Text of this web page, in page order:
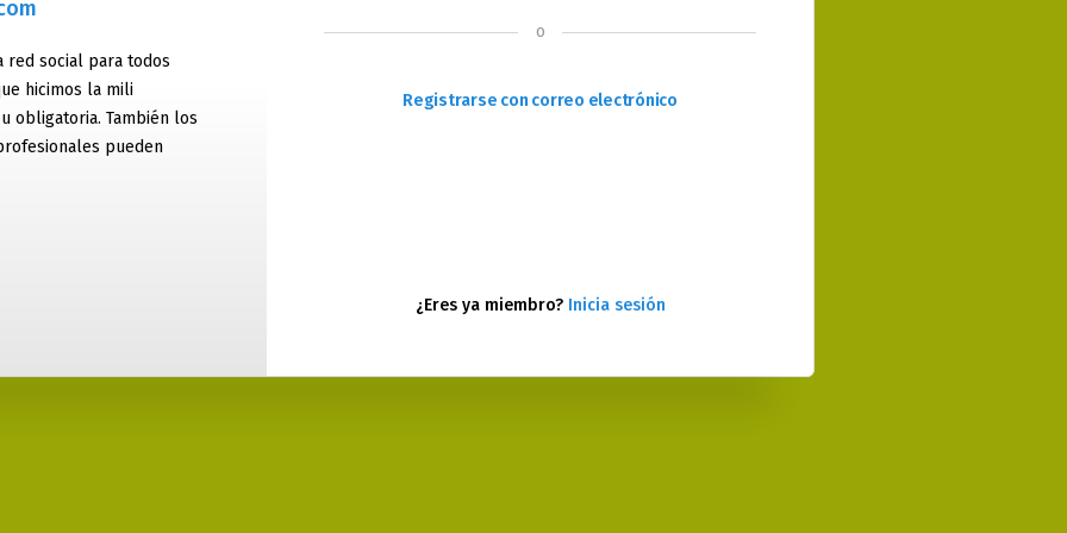
red social para todos
hicimos la mili
obligatoria. También los
pueden
o
Registrarse con correo electrónico
¿Eres ya miembro? Inicia sesión